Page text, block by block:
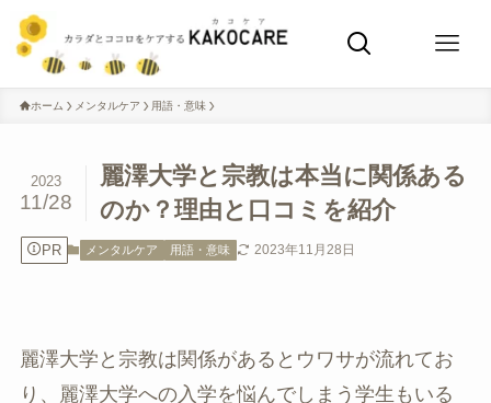
ホーム メンタルケア 用語・意味
麗澤大学と宗教は本当に関係ある
のか？理由と口コミを紹介
2023
11/28
PR メンタルケア 用語・意味 2023年11月28日
麗澤大学と宗教は関係があるとウワサが流れてお
り、麗澤大学への入学を悩んでしまう学生もいる